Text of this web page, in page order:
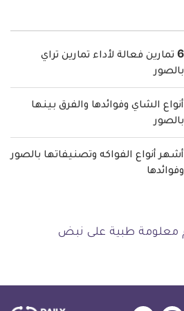
6 تمارين فعالة لأداء تمارين تراي
بالصور
أنواع الشاي وفوائدها والفرق بينها
بالصور
أشهر أنواع الفواكه وتصنيفاتها بالصور
وفوائدها